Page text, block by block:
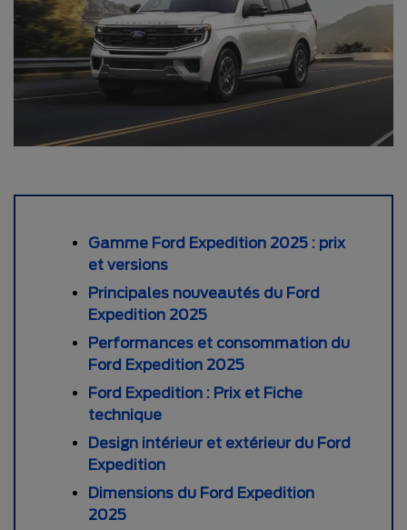
Gamme Ford Expedition 2025 : prix
et versions
Principales nouveautés du Ford
Expedition 2025
Performances et consommation du
Ford Expedition 2025
Ford Expedition : Prix et Fiche
technique
Design intérieur et extérieur du Ford
Expedition
Dimensions du Ford Expedition
2025